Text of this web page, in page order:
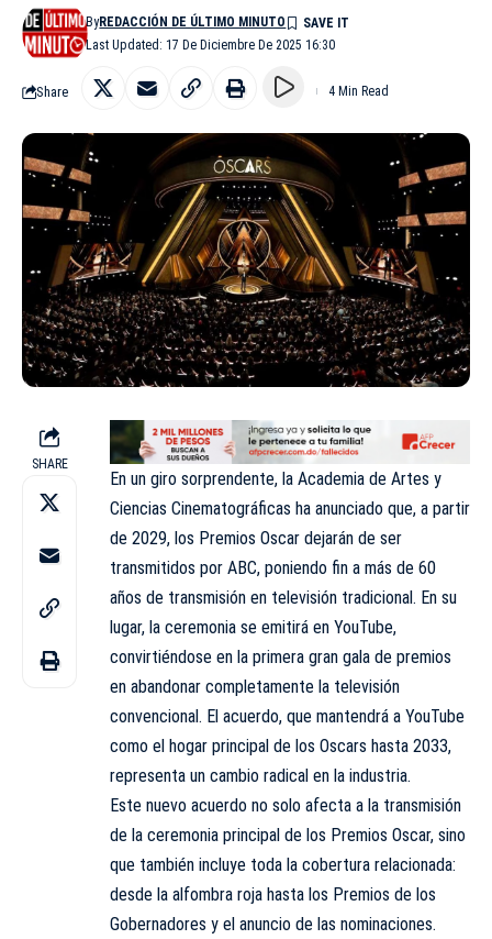
Last Updated: 17 De Diciembre De 2025 16:30
ByREDACCIÓN DE ÚLTIMO MINUTO
Share 4 Min Read
SHARE
En un giro sorprendente, la Academia de Artes y
Ciencias Cinematográficas ha anunciado que, a partir
de 2029, los Premios Oscar dejarán de ser
transmitidos por ABC, poniendo fin a más de 60
años de transmisión en televisión tradicional. En su
lugar, la ceremonia se emitirá en YouTube,
convirtiéndose en la primera gran gala de premios
en abandonar completamente la televisión
convencional. El acuerdo, que mantendrá a YouTube
como el hogar principal de los Oscars hasta 2033,
representa un cambio radical en la industria.
Este nuevo acuerdo no solo afecta a la transmisión
de la ceremonia principal de los Premios Oscar, sino
que también incluye toda la cobertura relacionada:
desde la alfombra roja hasta los Premios de los
Gobernadores y el anuncio de las nominaciones.